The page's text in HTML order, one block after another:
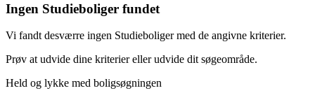
Ingen Studieboliger fundet
Vi fandt desværre ingen Studieboliger med de angivne kriterier.
Prøv at udvide dine kriterier eller udvide dit søgeområde.
Held og lykke med boligsøgningen